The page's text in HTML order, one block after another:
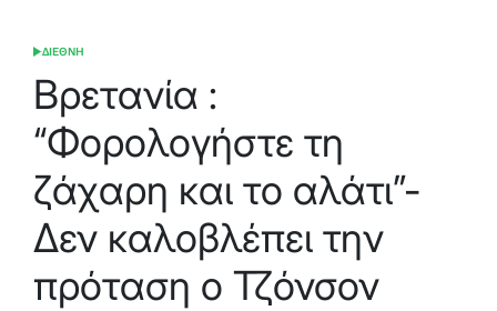
POSTED
ΔΙΕΘΝΗ
Βρετανία :
“Φορολογήστε τη
ζάχαρη και το αλάτι”-
Δεν καλοβλέπει την
πρόταση ο Τζόνσον